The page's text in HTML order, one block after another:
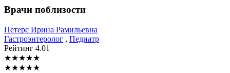
Врачи поблизости
Петерс Ирина Рамильевна
Гастроэнтеролог , Педиатр
Рейтинг 4.01
★★★★★
★★★★★